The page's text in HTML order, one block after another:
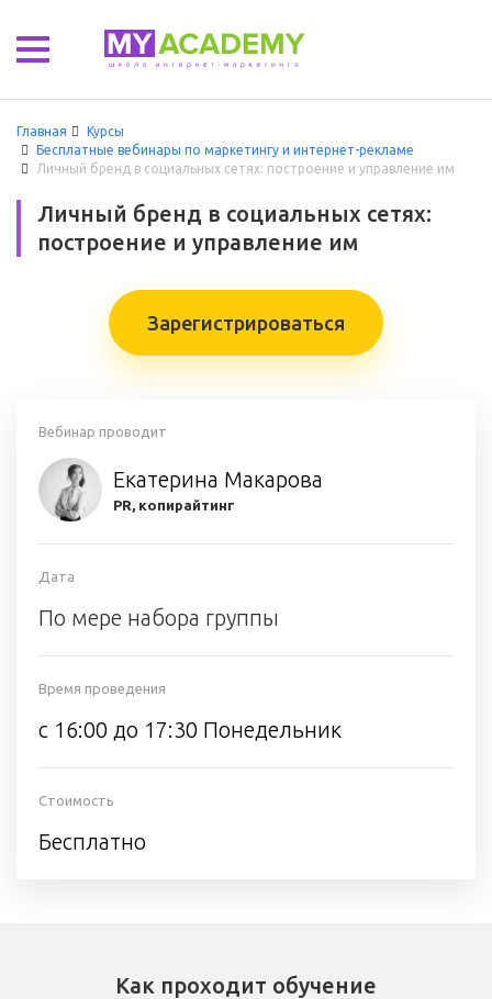
Главная
Курсы
Бесплатные вебинары по маркетингу и интернет-рекламе
Личный бренд в социальных сетях: построение и управление им
Личный бренд в социальных сетях:
построение и управление им
Зарегистрироваться
Вебинар проводит
Екатерина Макарова
PR, копирайтинг
Дата
По мере набора группы
Время проведения
с 16:00 до 17:30 Понедельник
Стоимость
Бесплатно
Как проходит обучение